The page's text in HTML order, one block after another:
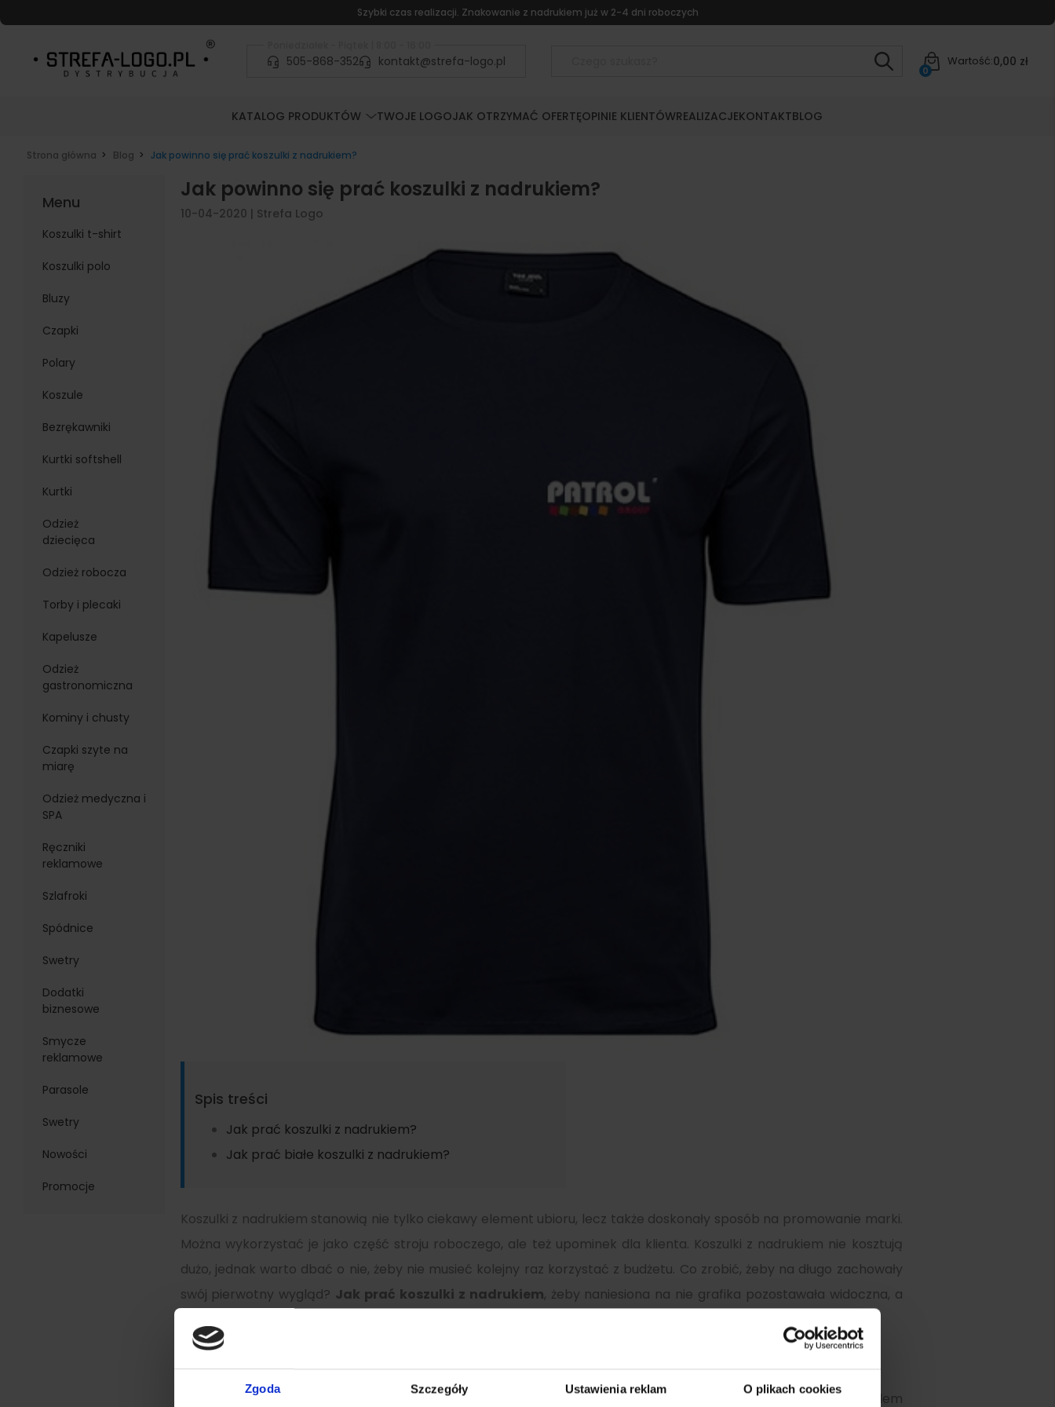
Zgoda Szczegóły Ustawienia reklam O plikach cookies
Szybki czas realizacji. Znakowanie z nadrukiem już w 2-4 dni roboczych
505-868-352 kontakt@strefa-logo.pl Wartość:0,00 zł
0
KATALOG PRODUKTÓW TWOJE LOGOJAK OTRZYMAĆ OFERTĘOPINIE KLIENTÓWREALIZACJEKONTAKTBLOG
Strona główna Blog Jak powinno się prać koszulki z nadrukiem?
Menu
Koszulki t-shirt
Koszulki polo
Bluzy
Czapki
Polary
Koszule
Bezrękawniki
Kurtki softshell
Kurtki
Odzież
dziecięca
Odzież robocza
Torby i plecaki
Kapelusze
Odzież
gastronomiczna
Kominy i chusty
Czapki szyte na
miarę
Odzież medyczna i
SPA
Ręczniki
reklamowe
Szlafroki
Spódnice
Swetry
Dodatki
biznesowe
Smycze
reklamowe
Parasole
Swetry
Nowości
Promocje
Jak powinno się prać koszulki z nadrukiem?
10-04-2020 | Strefa Logo
Spis treści
Jak prać koszulki z nadrukiem?
Jak prać białe koszulki z nadrukiem?
Koszulki z nadrukiem stanowią nie tylko ciekawy element ubioru, lecz także doskonały sposób na promowanie marki.
Można wykorzystać je jako część stroju roboczego, ale też upominek dla klienta. Koszulki z nadrukiem nie kosztują
dużo, jednak warto dbać o nie, żeby nie musieć kolejny raz korzystać z budżetu. Co zrobić, żeby na długo zachowały
swój pierwotny wygląd? Jak prać koszulki z nadrukiem, żeby naniesiona na nie grafika pozostawała widoczna, a
Wysoka jakość koszulki oraz nadrukowanej na niej grafiki nie wystarczy, żeby cieszyć się estetycznym wyglądem